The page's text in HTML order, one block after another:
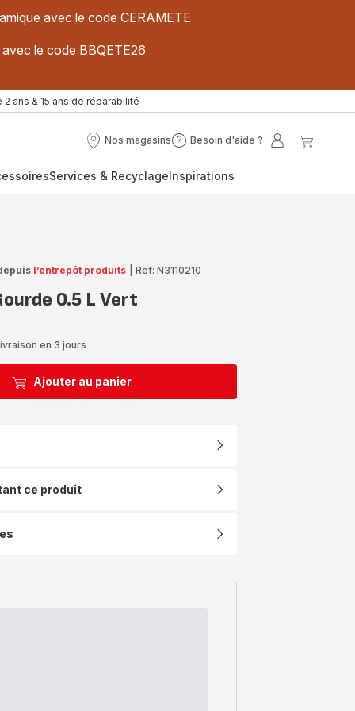
avec le code CERAMETE
le code BBQETE26
2 ans & 15 ans de réparabilité
Nos magasins
Nos
Besoin d'aide ?
Besoin
?
Mon
Services & RecyclageInspirations
l’entrepôt produits Ref: N3110210
0.5 L Vert
en 3 jours
Ajouter au panier
ce produit